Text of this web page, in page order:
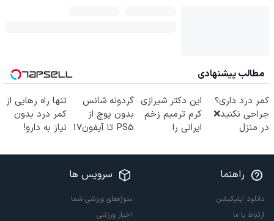
مطالب پیشنهادی
کمر درد داری؟
جراحی نکنید❌
در منزل
(◂پرسش‌نامه)
این دکتر شیرازی
کرم ترمیم زخم
ایرانی را
گردونه شانس
بدون پوچ از
PS5 تا آیفون17
تنها راه رهایی از
کمر درد بدون
نیاز به دارو!
راهنما
دانلود اپلیکیشن
ارتباط با ما
سرویس ها
سوژه‌های ورزشی شما
اخبار ورزشی